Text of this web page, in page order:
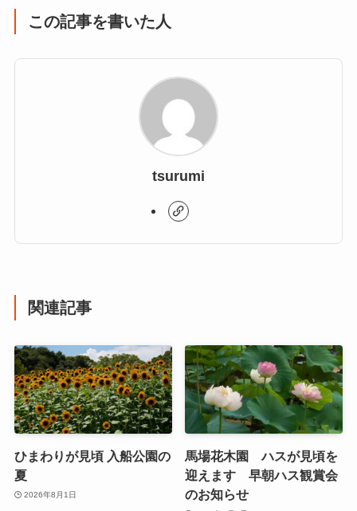
この記事を書いた人
tsurumi
関連記事
ひまわりが見頃 入船公園の
夏
2026年8月1日
馬場花木園 ハスが見頃を
迎えます 早朝ハス観賞会
のお知らせ